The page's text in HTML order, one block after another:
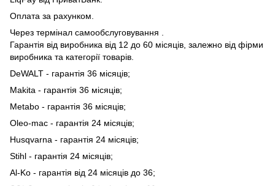
Оплата за рахунком.
Через термінал самообслуговування .
Гарантія від виробника від 12 до 60 місяців, залежно від фірми
виробника та категорії товарів.
DeWALT - гарантія 36 місяців;
Makita - гарантія 36 місяців;
Metabo - гарантія 36 місяців;
Oleo-mac - гарантія 24 місяців;
Husqvarna - гарантія 24 місяців;
Stihl - гарантія 24 місяців;
Al-Ko - гарантія від 24 місяців до 36;